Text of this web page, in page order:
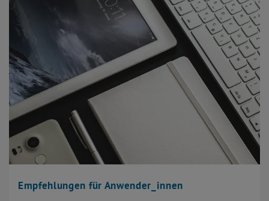
Empfehlungen für Anwender_innen